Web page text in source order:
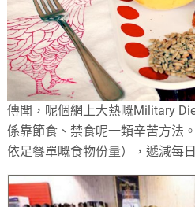
傳聞，呢個網上大熱嘅Military
係靠節食、禁食呢一類辛苦方法
依足餐單嘅食物份量），遞減每